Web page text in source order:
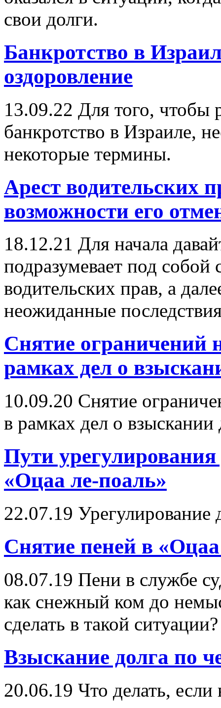
свои долги.
Банкротство в
оздоровление
13.09.22 Для того, чтобы
банкротство в Израиле,
некоторые термины.
Арест водительских
возможности его
18.12.21 Для начала
подразумевает под собой
водительских прав, а
неожиданные
Снятие ограничений
рамках дел о
10.09.20 Снятие
в рамках дел о взыскании
Пути
«Оцаа ле-поаль»
22.07.19 Урегулирование
Снятие пеней в
08.07.19 Пени в службе
как снежный ком до
сделать в такой ситуации?
Взыскание долга по
20.06.19 Что делать,